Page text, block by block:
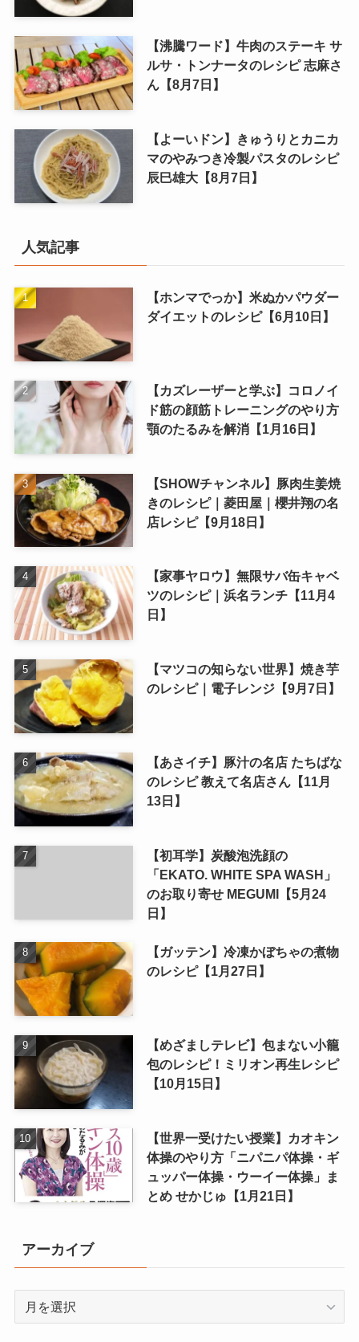
【沸騰ワード】牛肉のステーキ サ
ルサ・トンナータのレシピ 志麻さ
ん【8月7日】
【よーいドン】きゅうりとカニカ
マのやみつき冷製パスタのレシピ
辰巳雄大【8月7日】
人気記事
【ホンマでっか】米ぬかパウダー
ダイエットのレシピ【6月10日】
【カズレーザーと学ぶ】コロノイ
ド筋の顔筋トレーニングのやり方
顎のたるみを解消【1月16日】
【SHOWチャンネル】豚肉生姜焼
きのレシピ｜菱田屋｜櫻井翔の名
店レシピ【9月18日】
【家事ヤロウ】無限サバ缶キャベ
ツのレシピ｜浜名ランチ【11月4
日】
【マツコの知らない世界】焼き芋
のレシピ｜電子レンジ【9月7日】
【あさイチ】豚汁の名店 たちばな
のレシピ 教えて名店さん【11月
13日】
【初耳学】炭酸泡洗顔の
「EKATO. WHITE SPA WASH」
のお取り寄せ MEGUMI【5月24
日】
【ガッテン】冷凍かぼちゃの煮物
のレシピ【1月27日】
【めざましテレビ】包まない小籠
包のレシピ！ミリオン再生レシピ
【10月15日】
【世界一受けたい授業】カオキン
体操のやり方「ニパニパ体操・ギ
ュッパー体操・ウーイー体操」ま
とめ せかじゅ【1月21日】
アーカイブ